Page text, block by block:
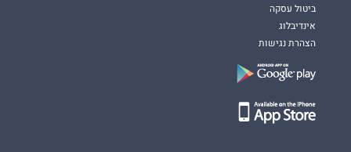
ביטול עסקה
אינדיבלוג
הצהרת נגישות